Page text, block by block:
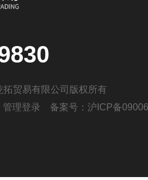
贸易有限公司版权所有
管理登录 备案号： 沪ICP备